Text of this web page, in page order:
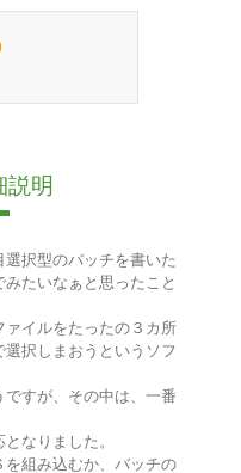
説明
択型のバッチを書いた
たいなぁと思ったこと
イルをたったの３カ所
択しまおうというソフ
すが、その中は、一番
なりました。
を組み込むか、バッチの